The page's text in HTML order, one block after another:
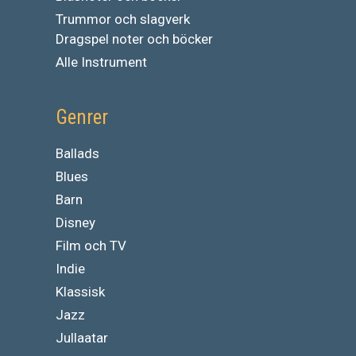
Trummor och slagverk
Dragspel noter och böcker
Alle Instrument
Genrer
Ballads
Blues
Barn
Disney
Film och TV
Indie
Klassisk
Jazz
Jullaatar